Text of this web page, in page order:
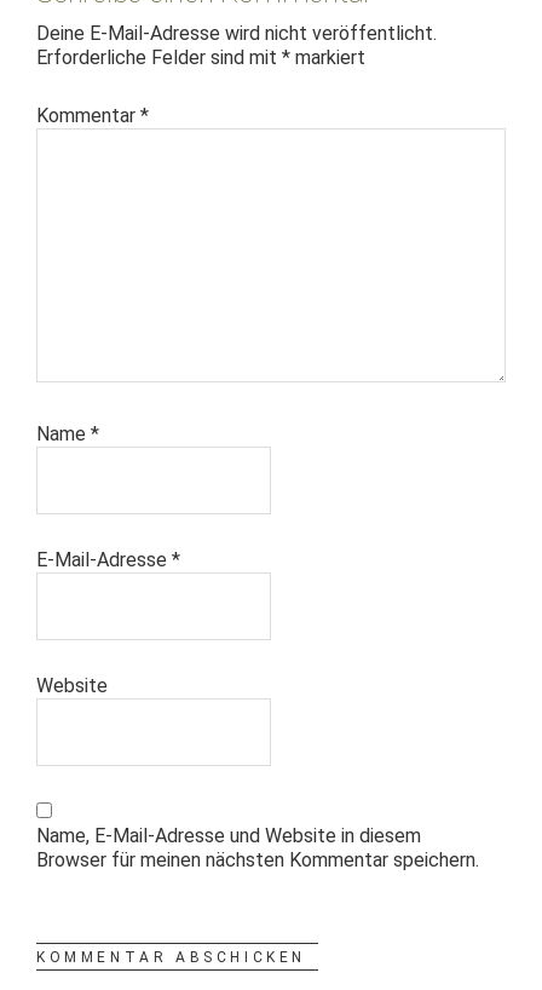
Deine E-Mail-Adresse wird nicht veröffentlicht.
Erforderliche Felder sind mit * markiert
Kommentar *
Name *
E-Mail-Adresse *
Website
Name, E-Mail-Adresse und Website in diesem
Browser für meinen nächsten Kommentar speichern.